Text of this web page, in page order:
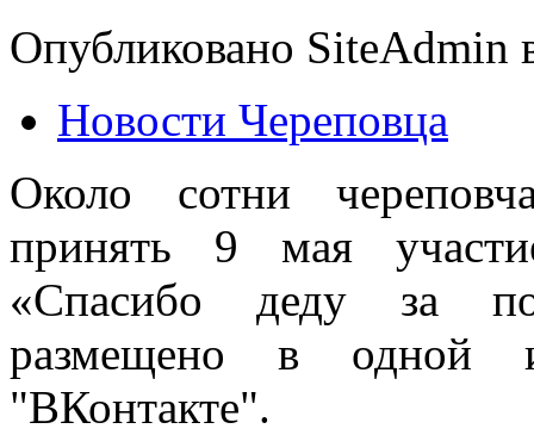
Опубликовано SiteAdmin
Новости Череповца
Около сотни
принять 9 мая
«Спасибо деду за
размещено в одной
"ВКонтакте".